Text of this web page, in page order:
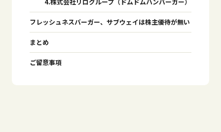
フレッシュネスバーガー、サブウェイは株主優待が無い
まとめ
ご留意事項